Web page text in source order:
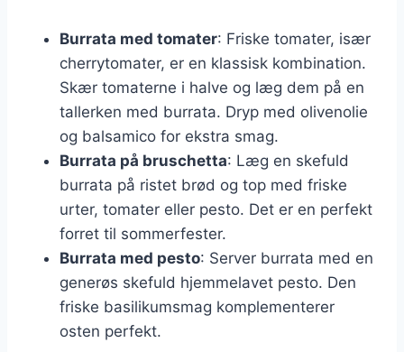
Burrata med tomater: Friske tomater, især
cherrytomater, er en klassisk kombination.
Skær tomaterne i halve og læg dem på en
tallerken med burrata. Dryp med olivenolie
og balsamico for ekstra smag.
Burrata på bruschetta: Læg en skefuld
burrata på ristet brød og top med friske
urter, tomater eller pesto. Det er en perfekt
forret til sommerfester.
Burrata med pesto: Server burrata med en
generøs skefuld hjemmelavet pesto. Den
friske basilikumsmag komplementerer
osten perfekt.